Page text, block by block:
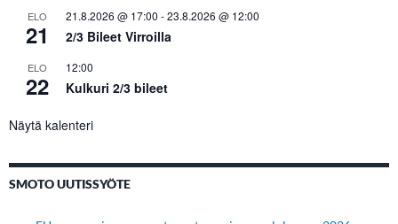
i
n
t
i
ELO
21
21.8.2026 @ 17:00 -23.8.2026 @ 12:00
2/3 Bileet Virroilla
ELO
22
12:00
Kulkuri 2/3 bileet
Näytä kalenteri
SMOTO UUTISSYÖTE